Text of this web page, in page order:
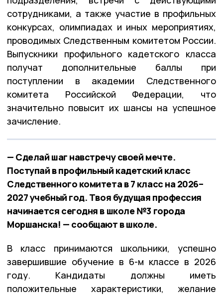
сотрудниками, а также участие в профильных
конкурсах, олимпиадах и иных мероприятиях,
проводимых Следственным комитетом России.
Выпускники профильного кадетского класса
получат дополнительные баллы при
поступлении в академии Следственного
комитета Российской Федерации, что
значительно повысит их шансы на успешное
зачисление.
— Сделай шаг навстречу своей мечте.
Поступай в профильный кадетский класс
Следственного комитета в 7 класс на 2026–
2027 учебный год. Твоя будущая профессия
начинается сегодня в школе №3 города
Моршанска! — сообщают в школе.
В класс принимаются школьники, успешно
завершившие обучение в 6-м классе в 2026
году. Кандидаты должны иметь
положительные характеристики, желание